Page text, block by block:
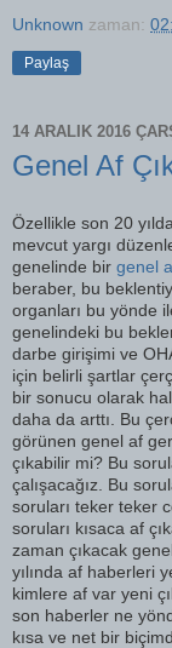
Unknown zaman:
Paylaş
14 ARALIK 2016
Genel Af
Özellikle son 20
mevcut yargı
genelinde bir genel
beraber, bu
organları bu yönde
genelindeki bu
darbe girişimi ve
için belirli şartlar
bir sonucu olarak
daha da arttı. Bu
görünen genel af
çıkabilir mi? Bu
çalışacağız. Bu
soruları teker teker
soruları kısaca af
zaman çıkacak
yılında af haberleri
kimlere af var yeni
son haberler ne
kısa ve net bir